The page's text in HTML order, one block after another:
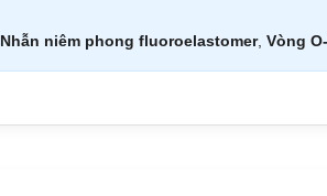
Nhẫn niêm phong fluoroelastomer, Vòng